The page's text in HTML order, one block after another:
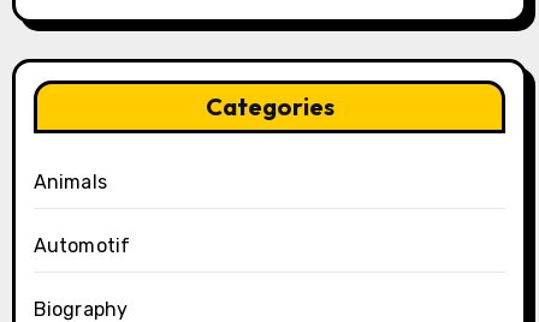
Categories
Animals
Automotif
Biography